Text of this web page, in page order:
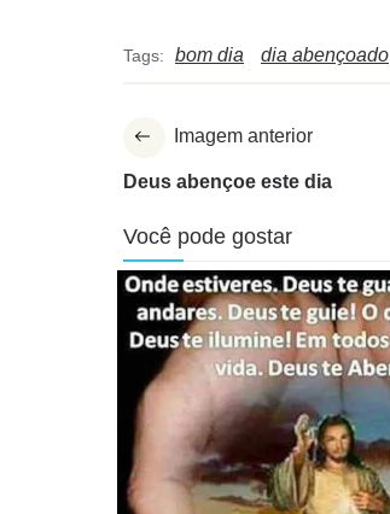
Tags: bom dia dia abençoado
Imagem anterior
Deus abençoe este dia
Você pode gostar